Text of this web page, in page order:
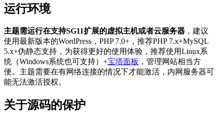
运行环境
主题需运行在支持SG11扩展的虚拟主机或者云服务器 ，建议
使用最新版本的WordPress，PHP 7.0+，推荐PHP 7.x+MySQL
5.x+伪静态支持，为获得更好的使用体验，推荐使用Linux系
统（Windows系统也可支持）+宝塔面板 ，管理网站相当方
便。主题需要在有网络连接的情况下才能激活，内网服务器可
能无法激活授权。
关于源码的保护